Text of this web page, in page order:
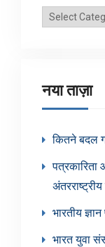
ब्लॉग
नया ताज़ा
कितने बदल
पत्रकारिता
भारतीय
भारत युवा